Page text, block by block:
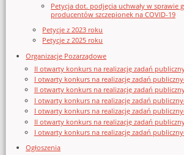
Petycja dot. podjęcia uchwały w sprawie
producentów szczepionek na COVID-19
Petycje z 2023 roku
Petycje z 2025 roku
Organizacje Pozarządowe
II otwarty konkurs na realizację zadań
I otwarty konkurs na realizację zadań
II otwarty konkurs na realizację zadań
I otwarty konkurs na realizację zadań
I otwarty konkurs na realizację zadań
II otwarty konkurs na realizację zadań
I otwarty konkurs na realizację zadań
Ogłoszenia